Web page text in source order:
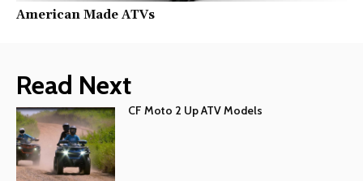
American Made ATVs
Read Next
CF Moto 2 Up ATV Models